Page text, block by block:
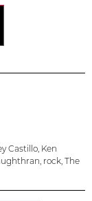
Castillo, Ken
, rock, The